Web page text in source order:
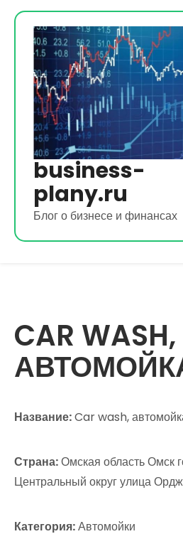
Перейти
содержимому
business-
plany.ru
Блог о бизнесе и финансах
CAR WASH,
Название:Car wash,
Страна:Омская область Омск
Центральный округ улица
Категория:Автомойки